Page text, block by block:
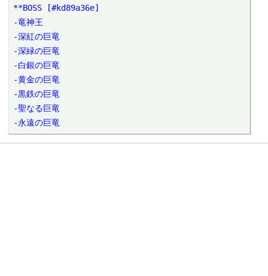
**BOSS [#kd89a36e]
-竜神王
-深紅の巨竜
-深緑の巨竜
-白銀の巨竜
-黄金の巨竜
-黒鉄の巨竜
-聖なる巨竜
-永遠の巨竜